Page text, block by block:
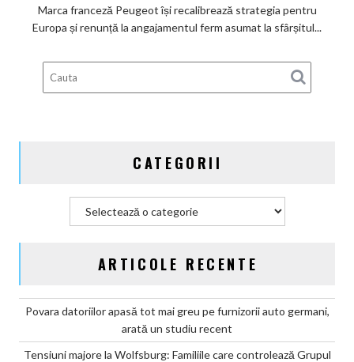
de
a
electric
până
modele
Marca franceză Peugeot își recalibrează strategia pentru
Europa și renunță la angajamentul ferm asumat la sfârșitul...
CATEGORII
ARTICOLE RECENTE
Povara datoriilor apasă tot mai greu pe furnizorii auto germani,
arată un studiu recent
Tensiuni majore la Wolfsburg: Familiile care controlează Grupul